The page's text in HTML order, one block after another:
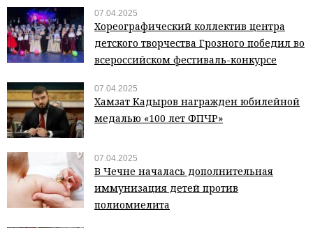
07.04.2025
Хореографический коллектив центра
детского творчества Грозного победил во
всероссийском фестиваль-конкурсе
07.04.2025
Хамзат Кадыров награжден юбилейной
медалью «100 лет ФПЧР»
07.04.2025
В Чечне началась дополнительная
иммунизация детей против
полиомиелита